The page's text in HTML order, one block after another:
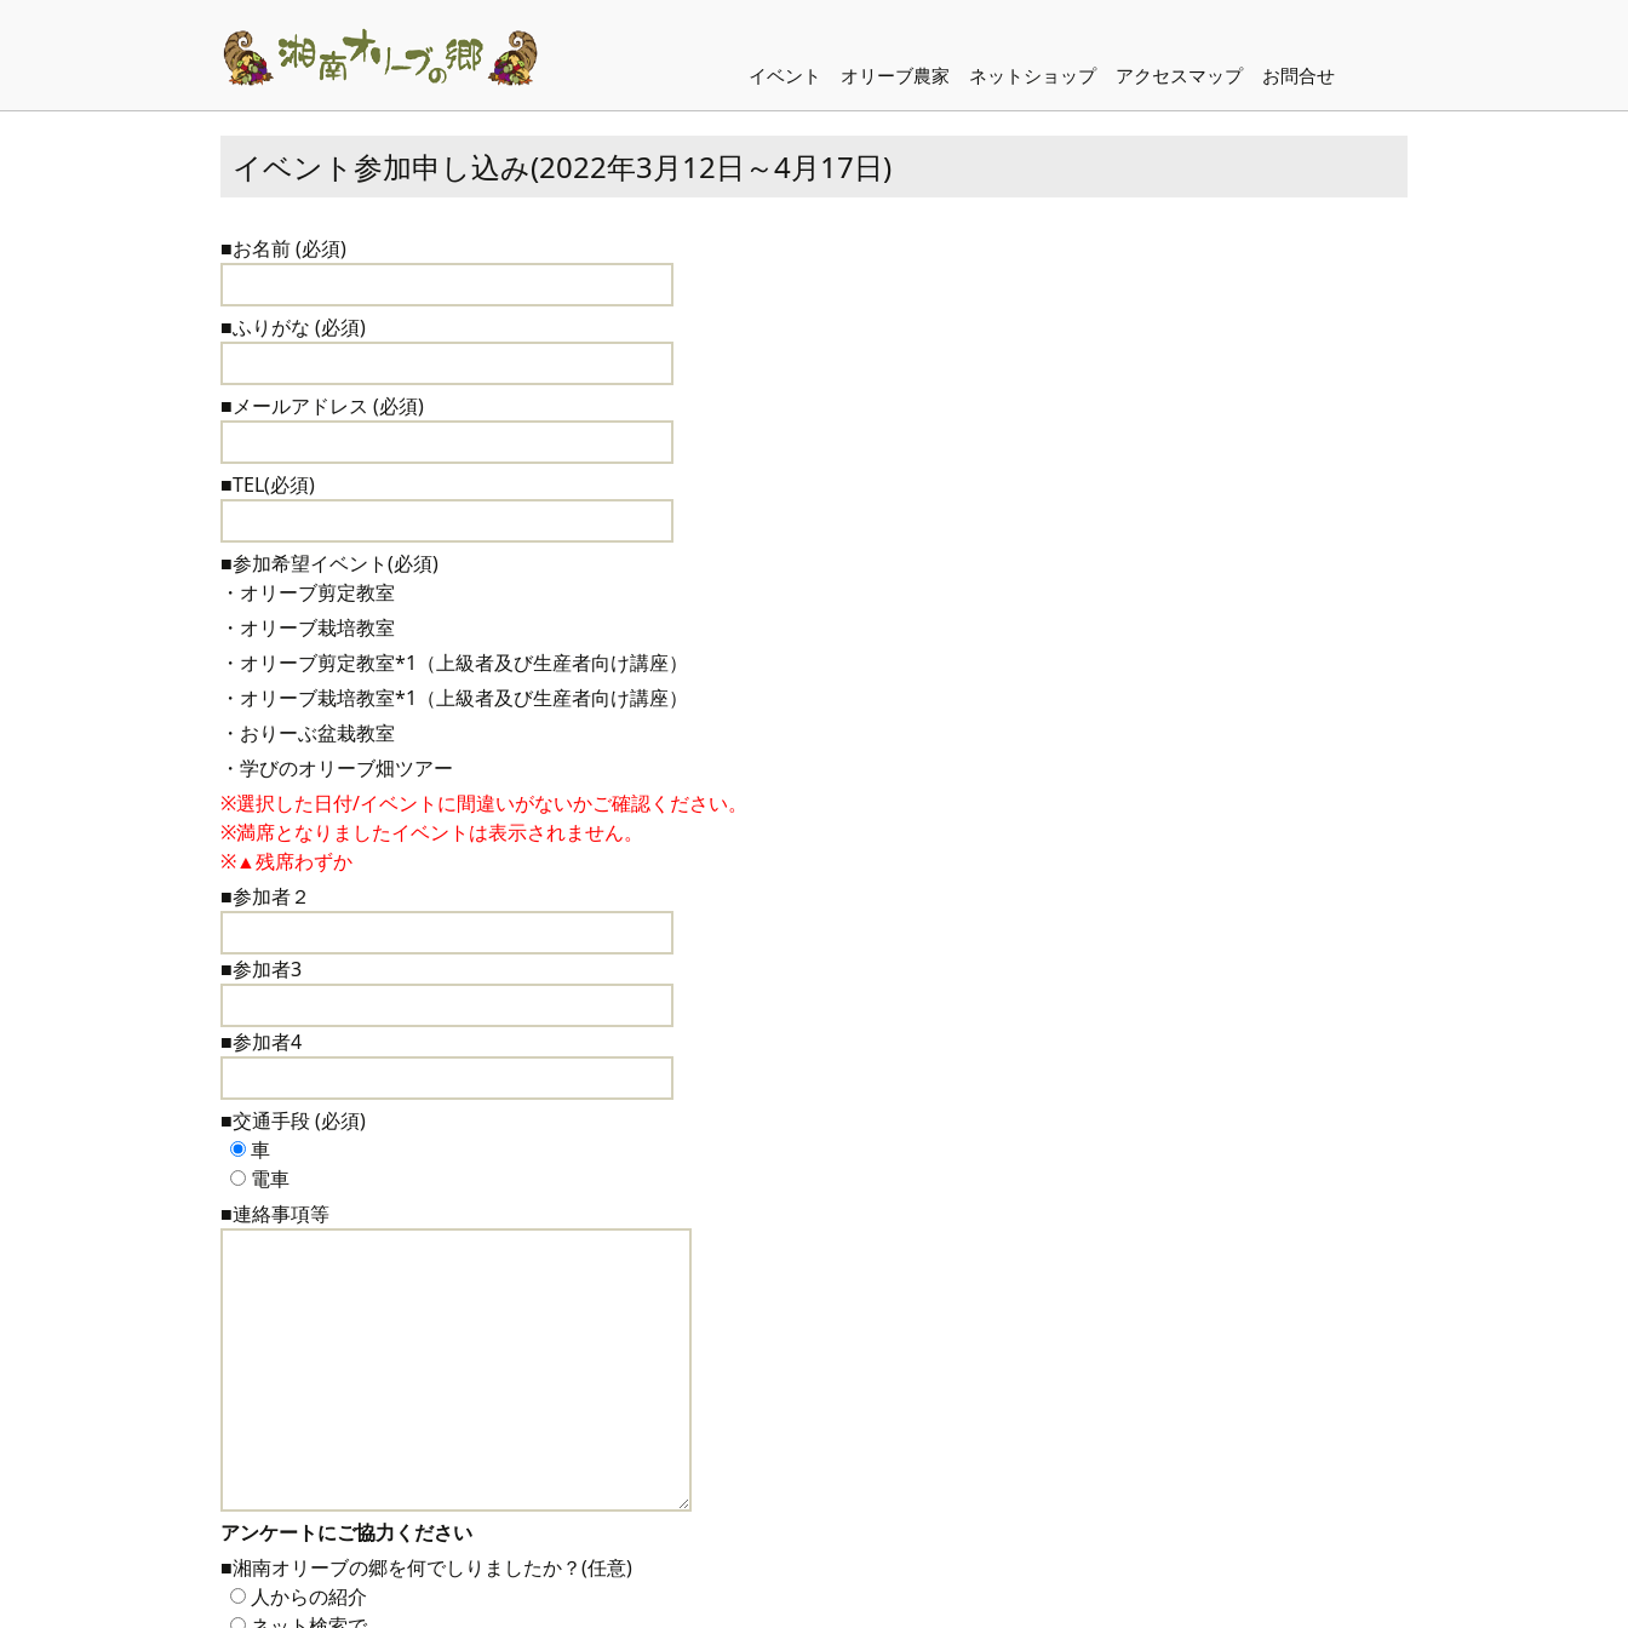
コンテンツへ移動
イベント オリーブ農家 ネットショップ アクセスマップ お問合せ
イベント参加申し込み(2022年3月12日～4月17日)
■お名前 (必須)
■ふりがな (必須)
■メールアドレス (必須)
■TEL(必須)
■参加希望イベント(必須)
・オリーブ剪定教室
・オリーブ栽培教室
・オリーブ剪定教室*1（上級者及び生産者向け講座）
・オリーブ栽培教室*1（上級者及び生産者向け講座）
・おりーぶ盆栽教室
・学びのオリーブ畑ツアー
※選択した日付/イベントに間違いがないかご確認ください。
※満席となりましたイベントは表示されません。
※▲残席わずか
■参加者２
■参加者3
■参加者4
■交通手段 (必須)
車
電車
■連絡事項等
アンケートにご協力ください
■湘南オリーブの郷を何でしりましたか？(任意)
人からの紹介